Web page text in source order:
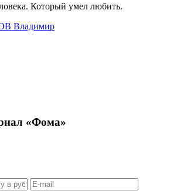
Который умел любить.
Владимир
«Фома»